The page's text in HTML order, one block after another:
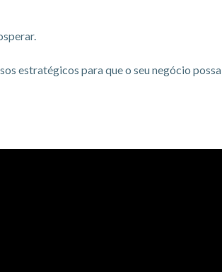
estratégicos para que o seu negócio possa